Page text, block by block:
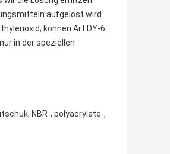
aufgelöst wird.
können Art DY-6
in der speziellen
NBR-, polyacrylate-,